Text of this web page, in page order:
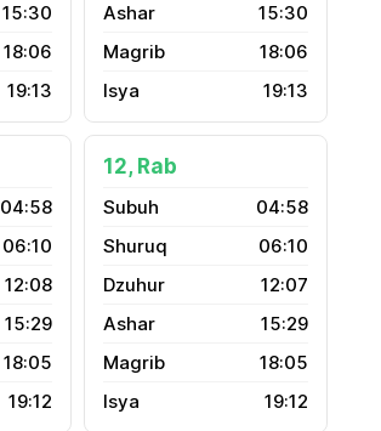
15:30
18:06
19:13
15:30
18:06
19:13
04:58
06:10
12:08
15:29
18:05
19:12
12, Rab
04:58
06:10
12:07
15:29
18:05
19:12